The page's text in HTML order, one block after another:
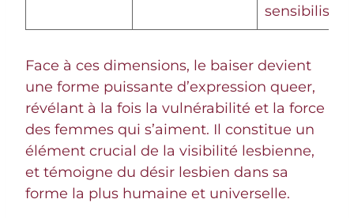
Face à ces dimensions, le baiser devient
une forme puissante d’expression queer,
révélant à la fois la vulnérabilité et la force
des femmes qui s’aiment. Il constitue un
élément crucial de la visibilité lesbienne,
et témoigne du désir lesbien dans sa
forme la plus humaine et universelle.